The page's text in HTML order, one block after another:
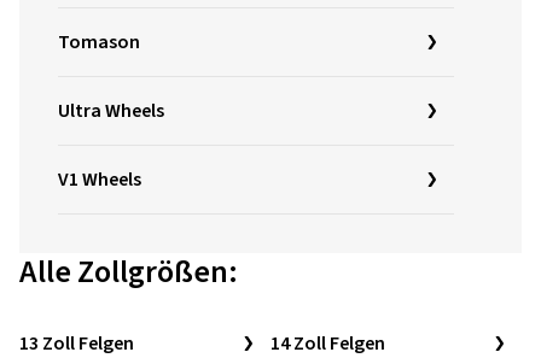
Tomason
Ultra Wheels
V1 Wheels
Alle Zollgrößen:
13 Zoll Felgen 14 Zoll Felgen